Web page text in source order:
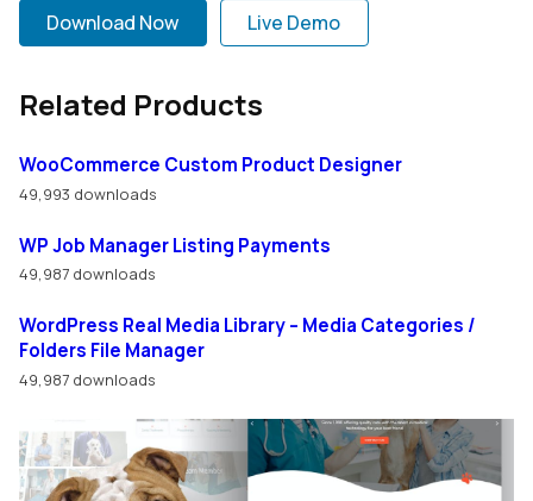
Download Now
Live Demo
Related Products
WooCommerce Custom Product Designer
49,993 downloads
WP Job Manager Listing Payments
49,987 downloads
WordPress Real Media Library – Media Categories /
Folders File Manager
49,987 downloads